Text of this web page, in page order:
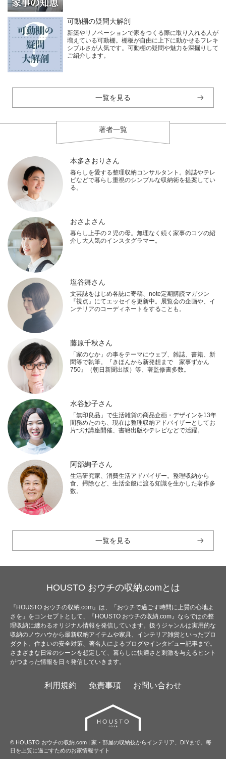
可動棚の疑問大解剖
新築やリノベーションで家をつくる際に取り入れる人が
増えている可動棚。棚板が自由に上下に動かせるフレキ
シブルさが人気です。可動棚の疑問や魅力を深掘りして
ご紹介します。
一覧を見る
著者一覧
本多さおりさん
暮らしを愛する整理収納コンサルタント。雑誌やテレ
ビなどで暮らし重視のシンプルな収納術を提案してい
る。
おさよさん
暮らし上手の２児の母。無理なく続く家事のコツの紹
介し大人気のインスタグラマー。
塩谷舞さん
文芸誌をはじめ各誌に寄稿、note定期購読マガジン
『視点』にてエッセイを更新中。展覧会の企画や、イ
ンテリアのコーディネートをすることも。
藤原千秋さん
「家のなか」の事をテーマにウェブ、雑誌、書籍、新
聞等で執筆。『きほんから新発想まで 家事ずかん
750』（朝日新聞出版）等、著監修書多数。
水谷妙子さん
「無印良品」で生活雑貨の商品企画・デザインを13年
間務めたのち、現在は整理収納アドバイザーとしてお
片づけ講座開催、書籍出版やテレビなどで活躍。
阿部絢子さん
生活研究家、消費生活アドバイザー。整理収納から
食、掃除など、生活全般に渡る知識を生かした著作多
数。
一覧を見る
HOUSTO おウチの収納.comとは
『HOUSTO おウチの収納.com』は、「おウチで過ごす時間に上質の心地よ
さを」をコンセプトとして、『HOUSTO おウチの収納.com』ならではの整
理収納に纏わるオリジナル情報を発信しています。扱うジャンルは実用的な
収納のノウハウから最新収納アイテムや家具、インテリア雑貨といったプロ
ダクト、住まいの安全対策、著名人によるブログやインタビュー記事まで。
さまざまな日常のシーンを想定して、暮らしに快適さと刺激を与えるヒント
がつまった情報を日々発信していきます。
利用規約 免責事項 お問い合わせ
© HOUSTO おウチの収納.com | 家・部屋の収納技からインテリア、DIYまで。毎
日を上質に過ごすためのお家情報サイト